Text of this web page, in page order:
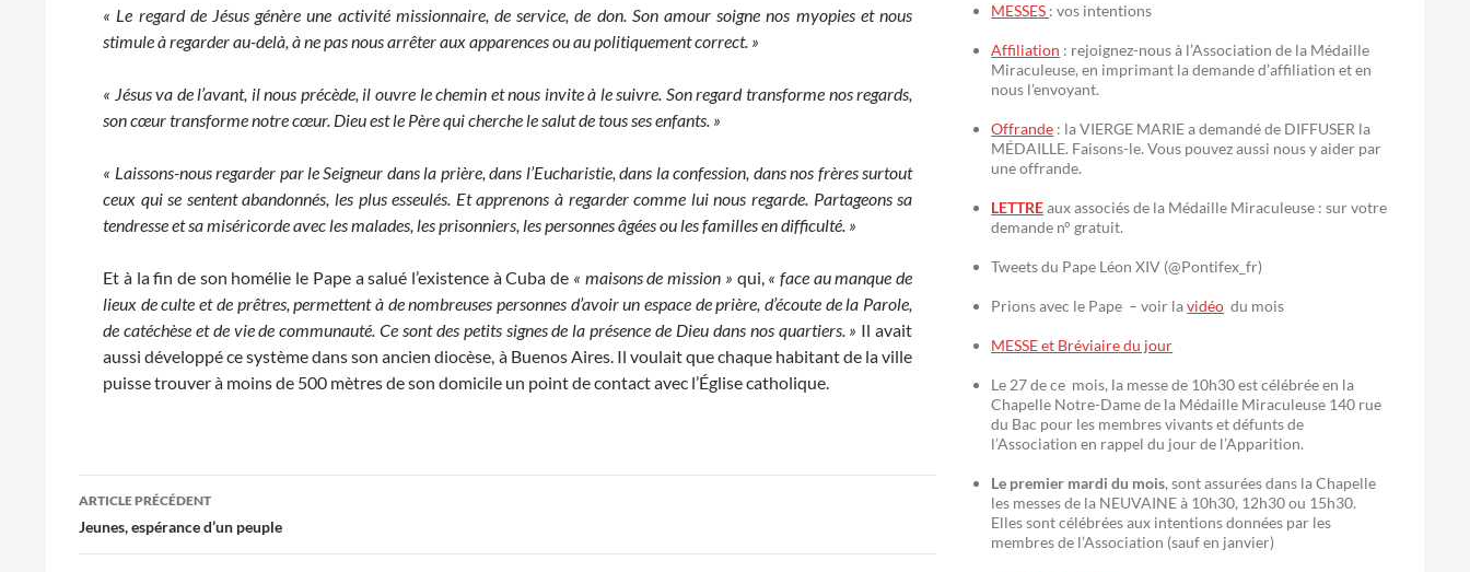
« Le regard de Jésus génère une activité missionnaire, de service, de don. Son amour soigne nos myopies et nous
stimule à regarder au-delà, à ne pas nous arrêter aux apparences ou au politiquement correct. »
« Jésus va de l’avant, il nous précède, il ouvre le chemin et nous invite à le suivre. Son regard transforme nos regards,
son cœur transforme notre cœur. Dieu est le Père qui cherche le salut de tous ses enfants. »
« Laissons-nous regarder par le Seigneur dans la prière, dans l’Eucharistie, dans la confession, dans nos frères surtout
ceux qui se sentent abandonnés, les plus esseulés. Et apprenons à regarder comme lui nous regarde. Partageons sa
tendresse et sa miséricorde avec les malades, les prisonniers, les personnes âgées ou les familles en difficulté. »
Et à la fin de son homélie le Pape a salué l’existence à Cuba de « maisons de mission » qui, « face au manque de
lieux de culte et de prêtres, permettent à de nombreuses personnes d’avoir un espace de prière, d’écoute de la Parole,
de catéchèse et de vie de communauté. Ce sont des petits signes de la présence de Dieu dans nos quartiers. » Il avait
aussi développé ce système dans son ancien diocèse, à Buenos Aires. Il voulait que chaque habitant de la ville
puisse trouver à moins de 500 mètres de son domicile un point de contact avec l’Église catholique.
Navigation
des
ARTICLE PRÉCÉDENT
Jeunes, espérance d’un peuple
MESSES : vos intentions
Affiliation : rejoignez-nous à l’Association de la Médaille
Miraculeuse, en imprimant la demande d’affiliation et en
nous l’envoyant.
Offrande : la VIERGE MARIE a demandé de DIFFUSER la
MÉDAILLE. Faisons-le. Vous pouvez aussi nous y aider par
une offrande.
LETTREaux associés de la Médaille Miraculeuse : sur votre
demande n° gratuit.
Tweets du Pape Léon XIV (@Pontifex_fr)
Prions avec le Pape – voir lavidéo du mois
MESSE et Bréviaire du jour
Le 27 de ce mois, la messe de 10h30 est célébrée en la
Chapelle Notre-Dame de la Médaille Miraculeuse 140 rue
du Bac pour les membres vivants et défunts de
l’Association en rappel du jour de l’Apparition.
Le premier mardi du mois, sont assurées dans la Chapelle
les messes de la NEUVAINE à 10h30, 12h30 ou 15h30.
Elles sont célébrées aux intentions données par les
membres de l’Association (sauf en janvier)